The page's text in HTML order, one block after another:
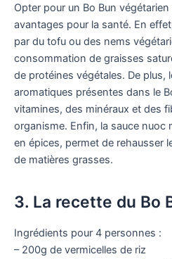
Opter pour un Bo Bun
avantages pour la santé. En
par du tofu ou des nems
consommation de graisses
de protéines végétales. De plus,
aromatiques présentes dans le
vitamines, des minéraux et des
organisme. Enfin, la sauce nuoc
en épices, permet de rehausser
de matières grasses.
3. La recette du Bo
Ingrédients pour 4 personnes :
– 200g de vermicelles de riz